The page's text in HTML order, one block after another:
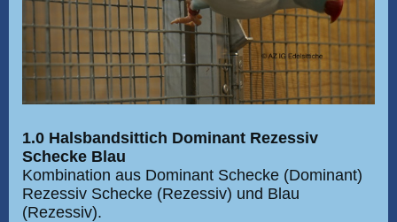
1.0 Halsbandsittich Dominant Rezessiv
Schecke Blau
Kombination aus Dominant Schecke (Dominant)
Rezessiv Schecke (Rezessiv) und Blau
(Rezessiv).